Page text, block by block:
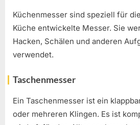
Küchenmesser sind speziell für
Küche entwickelte Messer. Sie
Hacken, Schälen und anderen
verwendet.
Taschenmesser
Ein Taschenmesser ist ein
oder mehreren Klingen. Es ist